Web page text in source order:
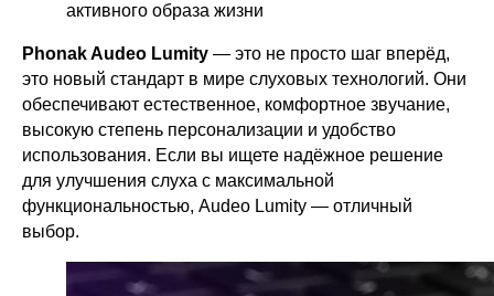
активного образа жизни
Phonak Audeo Lumity — это не просто шаг вперёд,
это новый стандарт в мире слуховых технологий. Они
обеспечивают естественное, комфортное звучание,
высокую степень персонализации и удобство
использования. Если вы ищете надёжное решение
для улучшения слуха с максимальной
функциональностью, Audeo Lumity — отличный
выбор.
Галерея Звуков
Центр слухопротезирования